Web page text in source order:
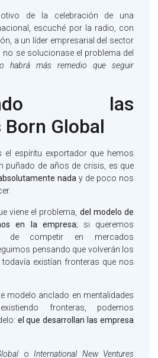
de la celebración de una
escuché por la radio, con
a un líder empresarial del sector
se solucionase el problema del
habrá más remedio que seguir
las
Born Global
el espíritu exportador que hemos
puñado de años de crisis, es que
nada y de poco nos
viene el problema, del modelo de
en la empresa; si queremos
de competir en mercados
pensando que volverán los
existían fronteras que nos
modelo anclado en mentalidades
fronteras, podemos
el que desarrollan las empresa
o International New Ventures